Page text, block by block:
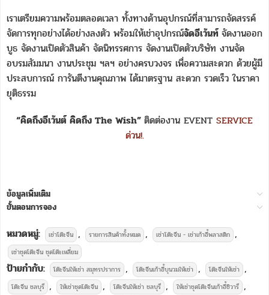
เราเตรียมความพร้อมตลอดเวลา ทั้งทางด้านอุปกรณ์ที่สามารถจัดสรรค์
จัดการทุกอย่างได้อย่างลงตัว พร้อมให้เช่าอุปกรณ์จัดอีเว้นท์ จัดงานออก
บูธ จัดงานเปิดตัวสินค้า จัดนิทรรศการ จัดงานเปิดตัวบริษัท งานจัด
อบรมสัมมนา งานประชุม ฯลฯ อย่างครบวงจร เพื่อความสะดวก ด้วยผู้มี
ประสบการณ์ การันตีงานคุณภาพ ได้มาตรฐาน สะดวก รวดเร็ว ในราคา
ยุติธรรม
“คิดถึงอีเว้นต์ คิดถึง The Wish” ติดต่องาน EVENT SERVICE
ด่วน!.
ข้อมูลเพิ่มเติม
ขั้นตอนการจอง
หมวดหมู่: เช่าโต๊ะจีน , รายการสินค้าทั้งหมด , เช่าโต๊ะจีน - เช่าเก้าอี้พลาสติก ,
เช่าชุดโต๊ะจีน ชุดโต๊ะเหลี่ยม
ป้ายกำกับ: โต๊ะจีนให้เช่า สมุทรปราการ , โต๊ะจีนเก้าอี้บุนวมให้เช่า , โต๊ะจีนให้เช่า ,
โต๊ะจีน ชลบุรี , ให้เช่าชุดโต๊ะจีน , โต๊ะจีนให้เช่า ชลบุรี , ให้เช่าชุดโต๊ะจีนเก้าอี้ชิวารี ,